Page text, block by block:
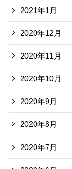
2021年1月
2020年12月
2020年11月
2020年10月
2020年9月
2020年8月
2020年7月